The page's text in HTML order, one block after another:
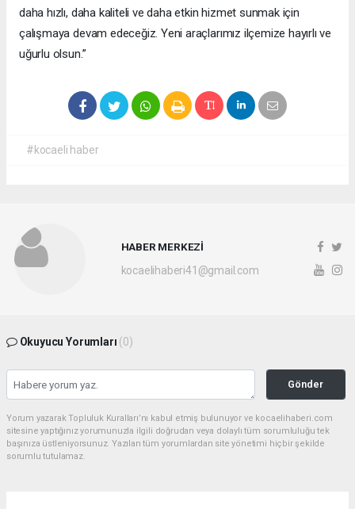
daha hızlı, daha kaliteli ve daha etkin hizmet sunmak için
çalışmaya devam edeceğiz. Yeni araçlarımız ilçemize hayırlı ve
uğurlu olsun.”
#kocaeli haber
HABER MERKEZİ
kocaelihaberi41@gmail.com
Okuyucu Yorumları (0)
Gönder
Yorum yazarak Topluluk Kuralları’nı kabul etmiş bulunuyor ve kocaelihaberi.com
sitesine yaptığınız yorumunuzla ilgili doğrudan veya dolaylı tüm sorumluluğu tek
başınıza üstleniyorsunuz. Yazılan tüm yorumlardan site yönetimi hiçbir şekilde
sorumlu tutulamaz.